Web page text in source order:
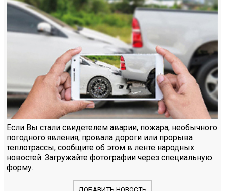
Если Вы стали свидетелем аварии, пожара, необычного
погодного явления, провала дороги или прорыва
теплотрассы, сообщите об этом в ленте народных
новостей. Загружайте фотографии через специальную
форму.